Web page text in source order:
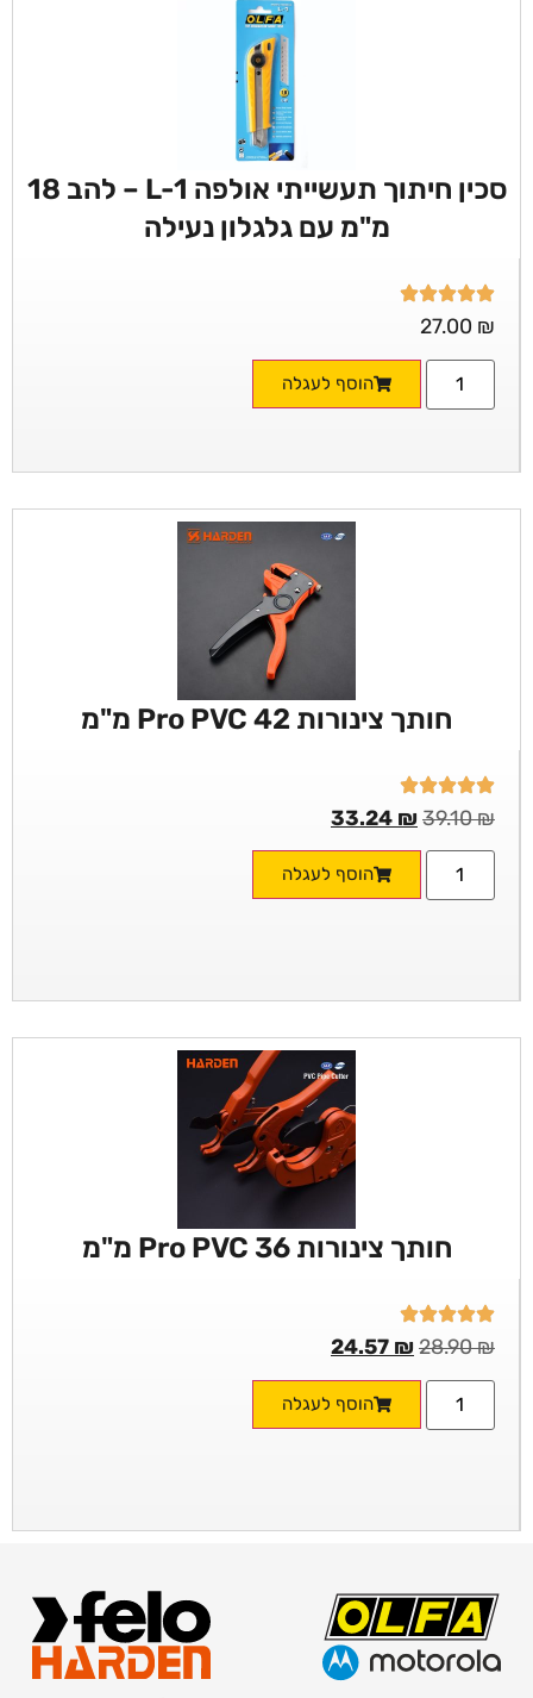
סכין חיתוך תעשייתי אולפה L-1 – להב 18
מ"מ עם גלגלון נעילה
27.00 ₪
הוסף לעגלה
חותך צינורות Pro PVC 42 מ"מ
39.10₪
33.24 ₪
הוסף לעגלה
חותך צינורות Pro PVC 36 מ"מ
28.90₪
24.57 ₪
הוסף לעגלה